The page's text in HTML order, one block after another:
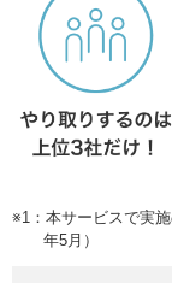
※1：本サービスで実
年5月）